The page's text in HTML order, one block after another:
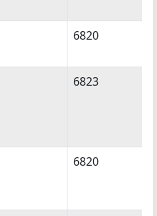
6820
6823
6820